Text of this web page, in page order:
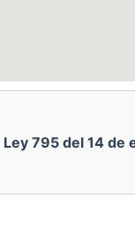
795 del 14 de